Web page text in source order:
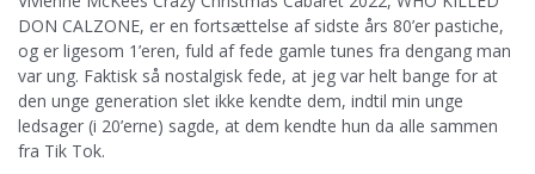
DON CALZONE, er en fortsættelse af sidste års 80’er pastiche,
og er ligesom 1’eren, fuld af fede gamle tunes fra dengang man
var ung. Faktisk så nostalgisk fede, at jeg var helt bange for at
den unge generation slet ikke kendte dem, indtil min unge
ledsager (i 20’erne) sagde, at dem kendte hun da alle sammen
fra Tik Tok.